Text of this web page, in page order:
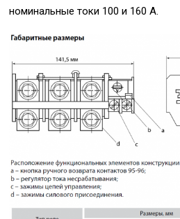
номинальные токи 100 и 160 А.